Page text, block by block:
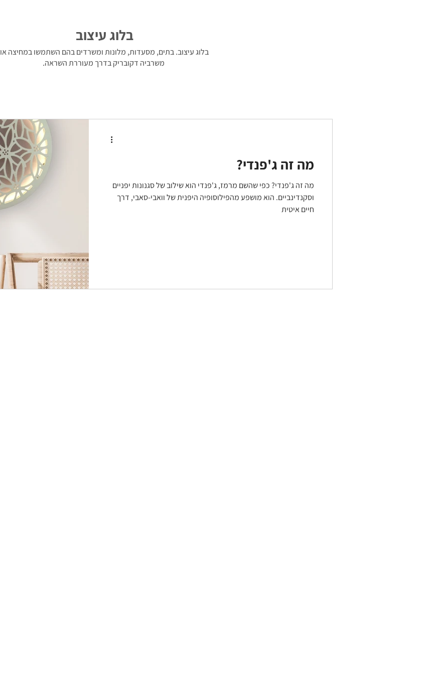
בלוג עיצוב
בלוג עיצוב. בתים, מסעדות, מלונות ומשרדים בהם השתמשו במחיצה או
משרביה דקובריק בדרך מעוררת השראה.
מה זה ג'פנדי?
מה זה ג'פנדי? כפי שהשם מרמז, ג'פנדי הוא שילוב של סגנונות יפניים
וסקנדינביים. הוא מושפע מהפילוסופיה היפנית של וואבי-סאבי, דרך
חיים איטית